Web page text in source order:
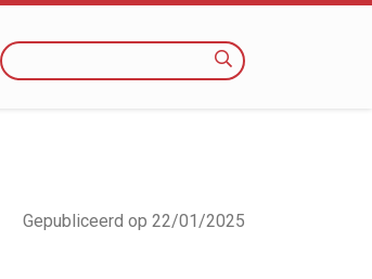
Zoeken
Gepubliceerd op 22/01/2025